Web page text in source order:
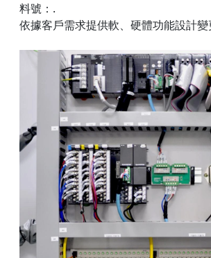
料號：.
依據客戶需求提供軟、硬體功能設計